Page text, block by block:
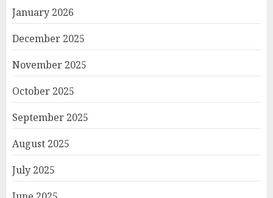
January 2026
December 2025
November 2025
October 2025
September 2025
August 2025
July 2025